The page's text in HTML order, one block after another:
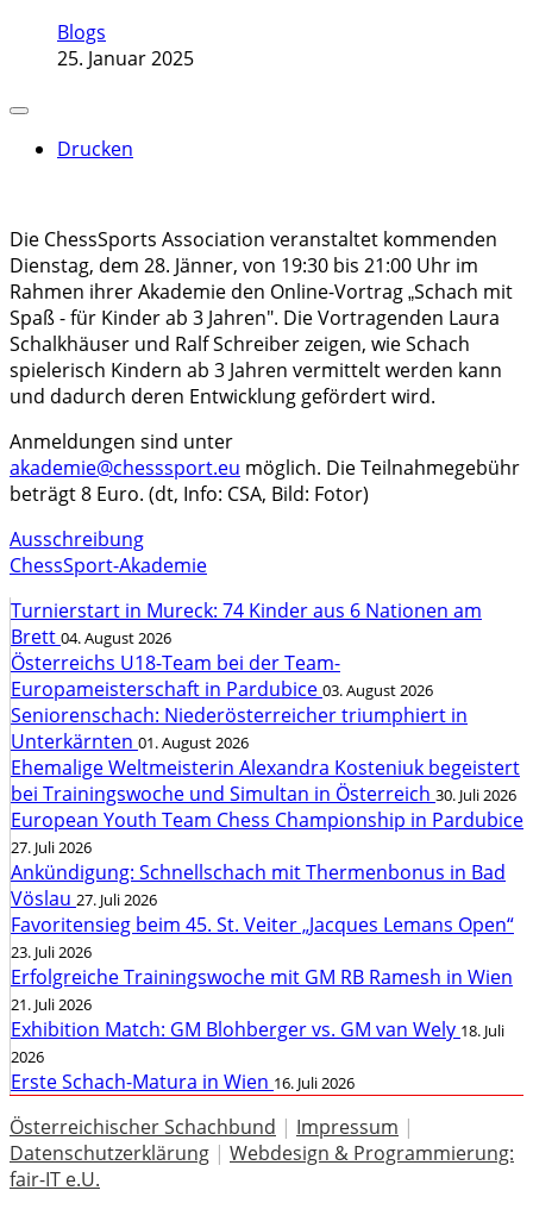
Blogs
25. Januar 2025
Drucken
Die ChessSports Association veranstaltet kommenden
Dienstag, dem 28. Jänner, von 19:30 bis 21:00 Uhr im
Rahmen ihrer Akademie den Online-Vortrag „Schach mit
Spaß - für Kinder ab 3 Jahren". Die Vortragenden Laura
Schalkhäuser und Ralf Schreiber zeigen, wie Schach
spielerisch Kindern ab 3 Jahren vermittelt werden kann
und dadurch deren Entwicklung gefördert wird.
Anmeldungen sind unter
akademie@chesssport.eu möglich. Die Teilnahmegebühr
beträgt 8 Euro. (dt, Info: CSA, Bild: Fotor)
Ausschreibung
ChessSport-Akademie
Turnierstart in Mureck: 74 Kinder aus 6 Nationen am
Brett 04. August 2026
Österreichs U18-Team bei der Team-
Europameisterschaft in Pardubice 03. August 2026
Seniorenschach: Niederösterreicher triumphiert in
Unterkärnten 01. August 2026
Ehemalige Weltmeisterin Alexandra Kosteniuk begeistert
bei Trainingswoche und Simultan in Österreich 30. Juli 2026
European Youth Team Chess Championship in Pardubice
27. Juli 2026
Ankündigung: Schnellschach mit Thermenbonus in Bad
Vöslau 27. Juli 2026
Favoritensieg beim 45. St. Veiter „Jacques Lemans Open“
23. Juli 2026
Erfolgreiche Trainingswoche mit GM RB Ramesh in Wien
21. Juli 2026
Exhibition Match: GM Blohberger vs. GM van Wely 18. Juli
2026
Erste Schach-Matura in Wien 16. Juli 2026
Österreichischer Schachbund | Impressum |
Datenschutzerklärung | Webdesign & Programmierung:
fair-IT e.U.